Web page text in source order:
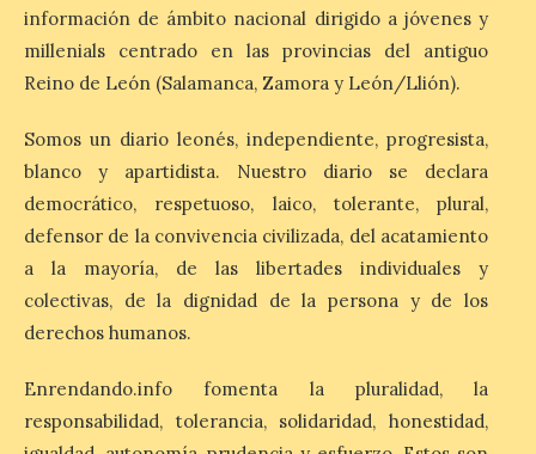
León es la provincia más
económica (116€/noche),
pero también una de las
más agotadas: solo un 4%
de alojamientos libres.
provincias con menos margen: apenas un
1% de los alojamientos siguen libres para
esas […]
El eclipse genera un boom
de reservas hoteleras y
precios desorbitados,
según SiteMinder
7 Ago 2026
información de ámbito nacional dirigido a jóvenes y
millenials centrado en las provincias del antiguo
Reino de León (Salamanca, Zamora y León/Llión).
Somos un diario leonés, independiente, progresista,
blanco y apartidista. Nuestro diario se declara
democrático, respetuoso, laico, tolerante, plural,
defensor de la convivencia civilizada, del acatamiento
a la mayoría, de las libertades individuales y
colectivas, de la dignidad de la persona y de los
derechos humanos.
Enrendando.info fomenta la pluralidad, la
responsabilidad, tolerancia, solidaridad, honestidad,